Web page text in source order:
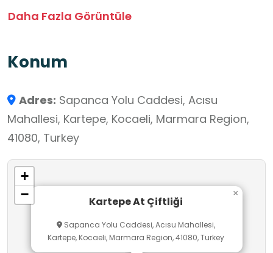
atla tanıştığı bölüm.
• Bakım Atölyesi: Atların tımarı, beslenmesi ve
Öğrenciler İçin Eğitimsel Katkılar
• Hayvan sevgisi ve sorumluluk bilinci.
• Binicilik sporu hakkında temel bilgiler.
• Doğa ile iç içe öğrenme deneyimi.
• Geleneksel kültürde atın önemi (Türk
kültüründe ve Çerkes kültüründe atın yeri).
kurallara uyum).
Daha Fazla Görüntüle
Konum
Adres: Sapanca Yolu Caddesi, Acısu
Mahallesi, Kartepe, Kocaeli, Marmara Region,
41080, Turkey
Kartepe At Çiftliği
Sapanca Yolu Caddesi, Acısu Mahallesi,
Kartepe, Kocaeli, Marmara Region, 41080, Turkey
×
+
−